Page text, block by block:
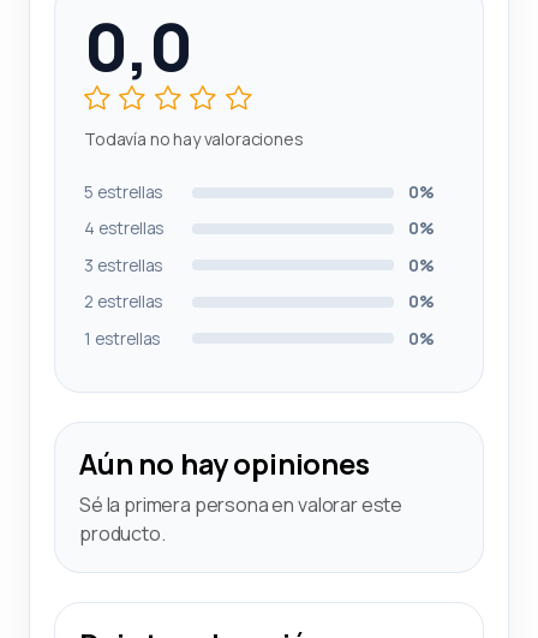
0,0
Todavía no hay valoraciones
5 estrellas
0%
4 estrellas
0%
3 estrellas
0%
2 estrellas
0%
1 estrellas
0%
Aún no hay opiniones
Sé la primera persona en valorar este
producto.